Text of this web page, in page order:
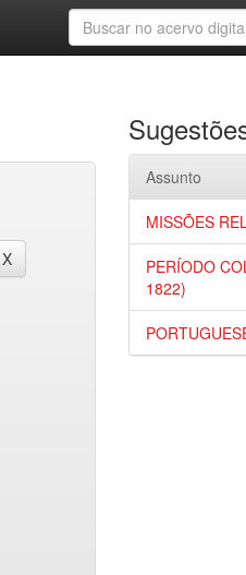
Assunto
MISSÕES
PERÍODO
1822)